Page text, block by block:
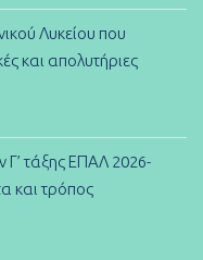
Λυκείου που
και απολυτήριες
τάξης ΕΠΑΛ 2026-
και τρόπος